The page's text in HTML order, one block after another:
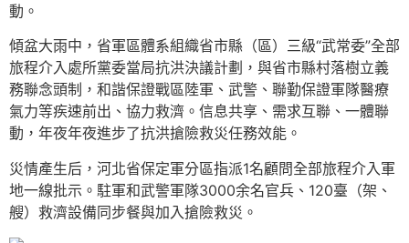
動。
傾盆大雨中，省軍區體系組織省市縣（區）三級“武常委”全部
旅程介入處所黨委當局抗洪決議計劃，與省市縣村落樹立義
務聯念頭制，和諧保證戰區陸軍、武警、聯勤保證軍隊醫療
氣力等疾速前出、協力救濟。信息共享、需求互聯、一體聯
動，年夜年夜進步了抗洪搶險救災任務效能。
災情產生后，河北省保定軍分區指派1名顧問全部旅程介入軍
地一線批示。駐軍和武警軍隊3000余名官兵、120臺（架、
艘）救濟設備同步餐與加入搶險救災。